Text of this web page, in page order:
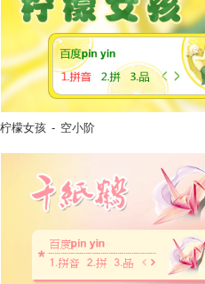
柠檬女孩 - 空小阶